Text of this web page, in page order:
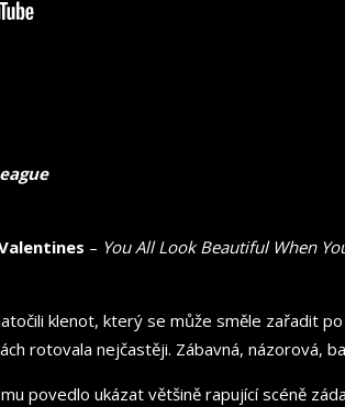
– You All Look Beautiful When
klenot, který se může směle zařadit
rotovala nejčastěji. Zábavná, názorová,
povedlo ukázat většině rapující scéně